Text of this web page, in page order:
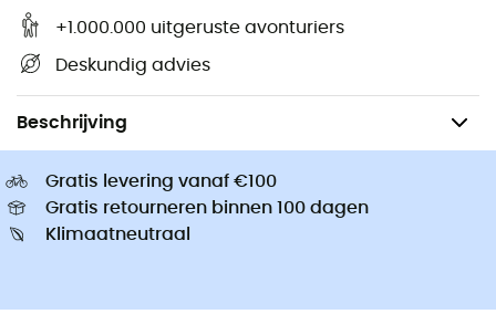
+1.000.000 uitgeruste avonturiers
Deskundig advies
Beschrijving
Dames Kleding dames
Gratis levering vanaf €100
Gratis retourneren binnen 100 dagen
Klimaatneutraal